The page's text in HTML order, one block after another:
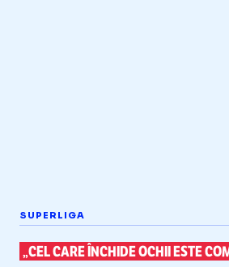
SUPERLIGA
„CEL CARE ÎNCHIDE OCHII ESTE